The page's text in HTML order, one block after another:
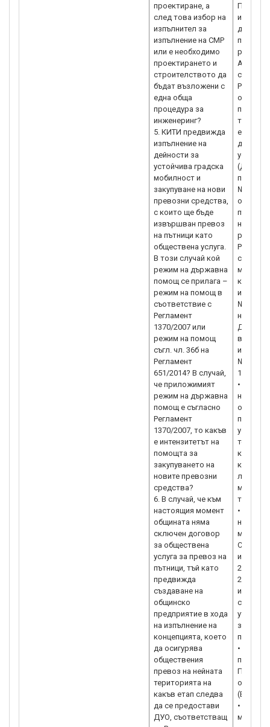
проектиране, а
след това избор на
изпълнител за
изпълнение на СМР
или е необходимо
проектирането и
строителството да
бъдат възложени с
една обща
процедура за
инженеринг?
5. КИТИ предвижда
изпълнение на
дейности за
устойчива градска
мобилност и
закупуване на нови
превозни средства,
с които ще бъде
извършван превоз
на пътници като
обществена услуга.
В този случай кой
режим на държавна
помощ се прилага –
режим на помощ в
съответствие с
Регламент
1370/2007 или
режим на помощ
съгл. чл. 36б на
Регламент
651/2014? В случай,
че приложимият
режим на държавна
помощ е съгласно
Регламент
1370/2007, то какъв
е интензитетът на
помощта за
закупуването на
новите превозни
средства?
6. В случай, че към
настоящия момент
общината няма
сключен договор
за обществена
услуга за превоз на
пътници, тъй като
предвижда
създаване на
общинско
предприятие в хода
на изпълнение на
концепцията, което
да осигурява
обществения
превоз на нейната
територията на
какъв етап следва
да се предостави
ДУО, съответстващ
да
режим,
А) Ако
превоз
е
услуга
(ДОУ),
№1370/
следва
№1370/
ДОУ
№1370/
1.
•
на
услуги
тарифи
• Срок
Срокът
2, 3, 4 и
2002 г.
за
превози
•
(ЕО)
•